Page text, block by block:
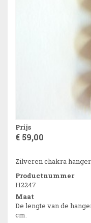
Prijs
€ 59,00
Zilveren chakra hanger.
Productnummer
H2247
Maat
De lengte van de
cm.